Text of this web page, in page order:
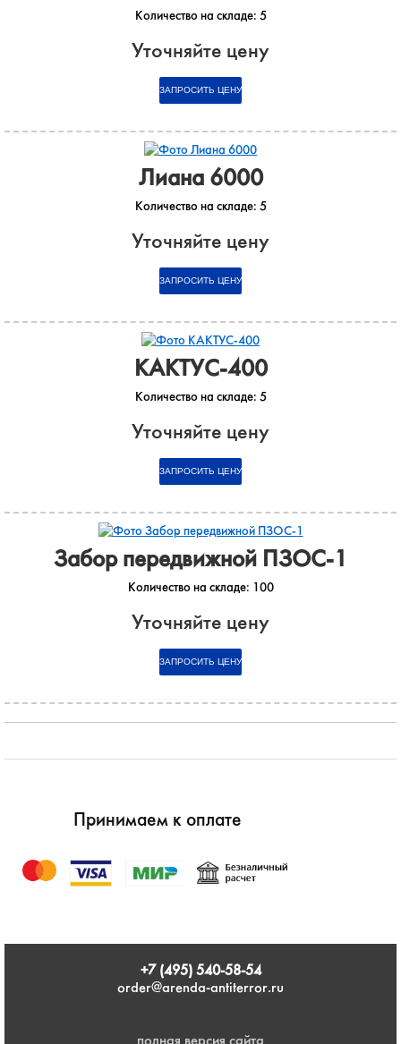
Количество на складе: 5
Уточняйте цену
Лиана 6000
Количество на складе: 5
Уточняйте цену
КАКТУС-400
Количество на складе: 5
Уточняйте цену
Забор передвижной ПЗОС-1
Количество на складе: 100
Уточняйте цену
Принимаем к оплате
+7 (495) 540-58-54
order@arenda-antiterror.ru
полная версия сайта